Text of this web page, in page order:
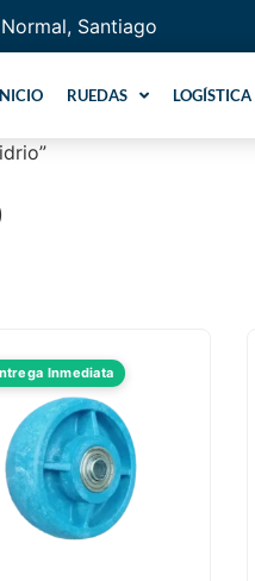
Santiago
RUEDAS LOGÍSTICA
Inmediata